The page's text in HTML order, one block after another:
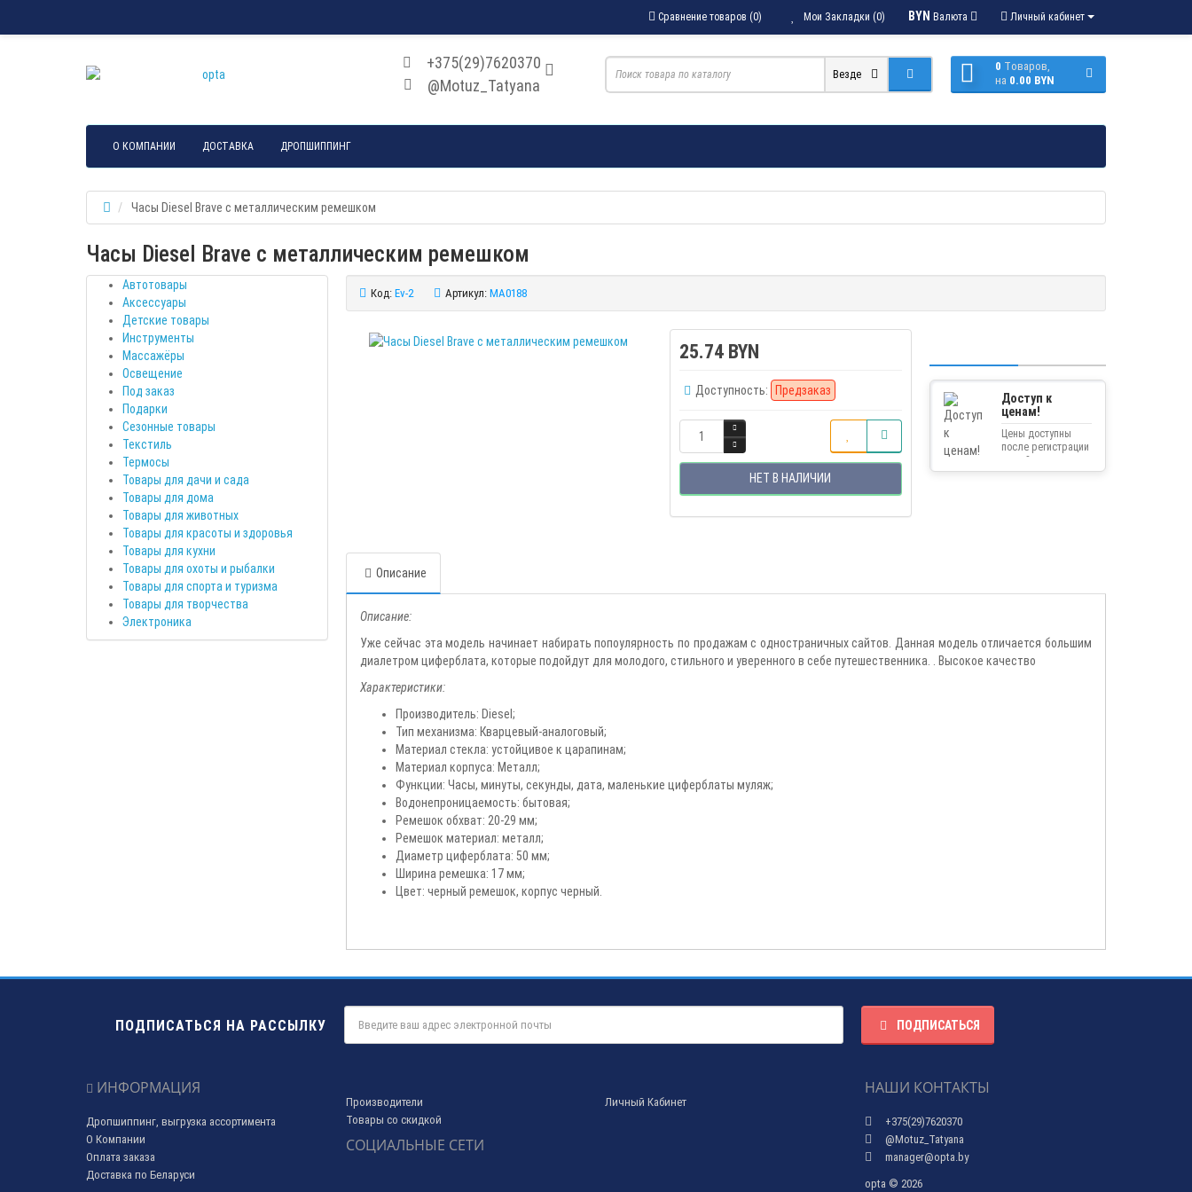
Личный кабинет
BYN Валюта
Мои Закладки (0)
Сравнение товаров (0)
+375(29)7620370
@Motuz_Tatyana
0 Tоваров,
на 0.00 BYN
Везде
О КОМПАНИИ ДОСТАВКА ДРОПШИППИНГ
Часы Diesel Brave с металлическим ремешком
Часы Diesel Brave с металлическим ремешком
Автотовары
Аксессуары
Детские товары
Инструменты
Массажёры
Освещение
Под заказ
Подарки
Сезонные товары
Текстиль
Термосы
Товары для дачи и сада
Товары для дома
Товары для животных
Товары для красоты и здоровья
Товары для кухни
Товары для охоты и рыбалки
Товары для спорта и туризма
Товары для творчества
Электроника
Код: Ev-2 Артикул: MA0188
25.74 BYN
Доступность: Предзаказ
НЕТ В НАЛИЧИИ
Доступ к
ценам!
Цены доступны
после регистрации
на сайте.
Описание
Описание:
Уже сейчас эта модель начинает набирать попоулярность по продажам с одностраничных сайтов. Данная модель отличается большим
диалетром циферблата, которые подойдут для молодого, стильного и уверенного в себе путешественника. . Высокое качество
Характеристики:
Производитель: Diesel;
Тип механизма: Кварцевый-аналоговый;
Материал стекла: устойцивое к царапинам;
Материал корпуса: Металл;
Функции: Часы, минуты, секунды, дата, маленькие циферблаты муляж;
Водонепроницаемость: бытовая;
Ремешок обхват: 20-29 мм;
Ремешок материал: металл;
Диаметр циферблата: 50 мм;
Ширина ремешка: 17 мм;
Цвет: черный ремешок, корпус черный.
ПОДПИСАТЬСЯ НА РАССЫЛКУ ПОДПИСАТЬСЯ
ИНФОРМАЦИЯ
Дропшиппинг, выгрузка ассортимента
О Компании
Оплата заказа
Доставка по Беларуси
Производители
Товары со скидкой
СОЦИАЛЬНЫЕ СЕТИ
Личный Кабинет
НАШИ КОНТАКТЫ
+375(29)7620370
@Motuz_Tatyana
manager@opta.by
opta © 2026